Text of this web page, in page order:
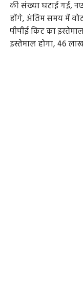
की संख्या घटाई गई,
होंगे, अंतिम समय में
पीपीई किट का
इस्तेमाल होगा, 46